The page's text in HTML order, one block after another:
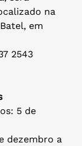
na
em
2543
5 de
dezembro a